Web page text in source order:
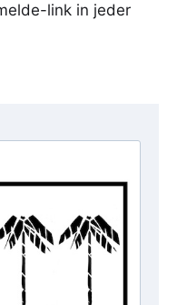
link in jeder